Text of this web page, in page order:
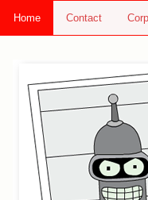
Home Contact